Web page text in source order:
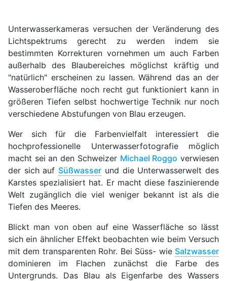
Unterwasserkameras versuchen der Veränderung des
Lichtspektrums gerecht zu werden indem sie
bestimmten Korrekturen vornehmen um auch Farben
außerhalb des Blaubereiches möglichst kräftig und
"natürlich" erscheinen zu lassen. Während das an der
Wasseroberfläche noch recht gut funktioniert kann in
größeren Tiefen selbst hochwertige Technik nur noch
verschiedene Abstufungen von Blau erzeugen.
Wer sich für die Farbenvielfalt interessiert die
hochprofessionelle Unterwasserfotografie möglich
macht sei an den Schweizer Michael Roggo verwiesen
der sich auf Süßwasser und die Unterwasserwelt des
Karstes spezialisiert hat. Er macht diese faszinierende
Welt zugänglich die viel weniger bekannt ist als die
Tiefen des Meeres.
Blickt man von oben auf eine Wasserfläche so lässt
sich ein ähnlicher Effekt beobachten wie beim Versuch
mit dem transparenten Rohr. Bei Süss- wie Salzwasser
dominieren im Flachen zunächst die Farbe des
Untergrunds. Das Blau als Eigenfarbe des Wassers